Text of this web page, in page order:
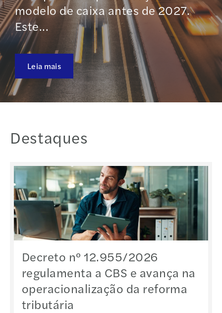
modelo de caixa antes de 2027.
Este...
Leia mais
Destaques
Decreto nº 12.955/2026
regulamenta a CBS e avança na
operacionalização da reforma
tributária